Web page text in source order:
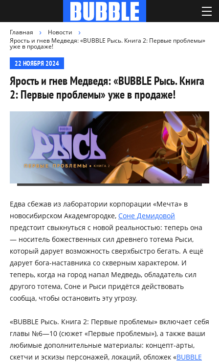
Главная
Новости
Ярость и гнев Медведя: «BUBBLE Рысь. Книга 2: Первые проблемы»
уже в продаже!
22 НОЯБРЯ 2024
Ярость и гнев Медведя: «BUBBLE Рысь. Книга
2: Первые проблемы» уже в продаже!
Едва сбежав из лаборатории корпорации «Мечта» в
новосибирском Академгородке, Соне Демидовой
предстоит свыкнуться с новой реальностью: теперь она
— носитель божественных сил древнего тотема Рыси,
который дарует возможность сверхбыстро бегать. А ещё
дарует бога-наставника со скверным характером. И
теперь, когда на город напал Медведь, обладатель сил
другого тотема, Соне и Рыси придётся действовать
сообща, чтобы остановить эту угрозу.
«BUBBLE Рысь. Книга 2: Первые проблемы» включает себя
главы №6—10 (сюжет «Первые проблемы»), а также ваши
любимые дополнительные материалы: концепт-арты,
скетчи и эскизы персонажей, локаций, обложек «BUBBLE